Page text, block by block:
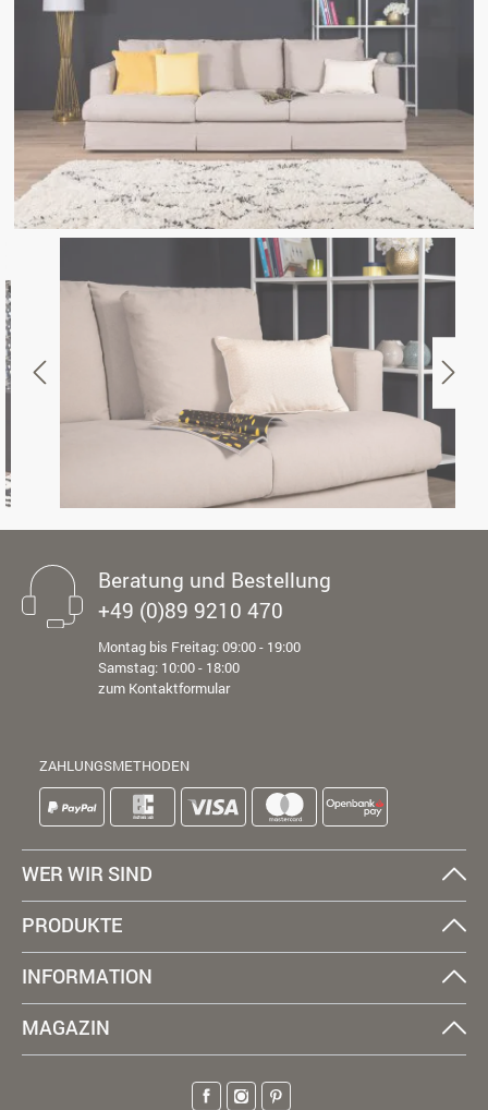
Beratung und Bestellung
+49 (0)89 9210 470
Montag bis Freitag: 09:00 - 19:00
Samstag: 10:00 - 18:00
zum Kontaktformular
ZAHLUNGSMETHODEN
WER WIR SIND
PRODUKTE
INFORMATION
MAGAZIN